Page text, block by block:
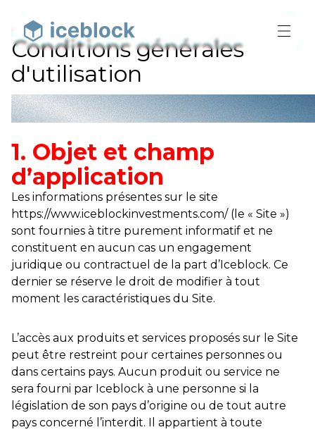
Conditions générales
d'utilisation
1. Objet et champ
d’application
Les informations présentes sur le site
https://www.iceblockinvestments.com/ (le « Site »)
sont fournies à titre purement informatif et ne
constituent en aucun cas un engagement
juridique ou contractuel de la part d’Iceblock. Ce
dernier se réserve le droit de modifier à tout
moment les caractéristiques du Site.
L’accès aux produits et services proposés sur le Site
peut être restreint pour certaines personnes ou
dans certains pays. Aucun produit ou service ne
sera fourni par Iceblock à une personne si la
législation de son pays d’origine ou de tout autre
pays concerné l’interdit. Il appartient à toute